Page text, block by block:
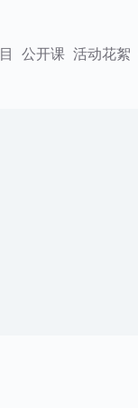
公开课 活动花絮